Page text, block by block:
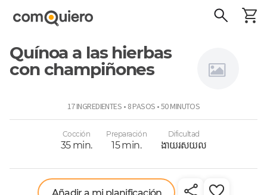
Quínoa a las hierbas
con champiñones
17 INGREDIENTES • 8 PASOS • 50 MINUTOS
Cocción
35 min.
Preparación
15 min.
Dificultad
ងាយរសយល
Añadir a mi planificación